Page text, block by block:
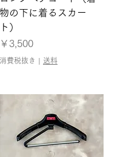
物の下に着るスカー
ト）
価格
￥3,500
消費税抜き | 送料